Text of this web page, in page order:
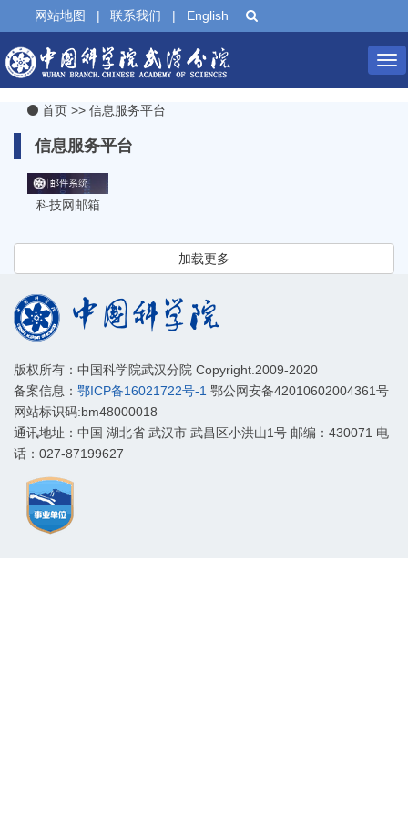
网站地图 | 联系我们 | English
首页 >> 信息服务平台
信息服务平台
科技网邮箱
加载更多
版权所有：中国科学院武汉分院 Copyright.2009-2020
备案信息： 鄂ICP备16021722号-1 鄂公网安备42010602004361号
网站标识码:bm48000018
通讯地址：中国 湖北省 武汉市 武昌区小洪山1号 邮编：430071 电
话：027-87199627